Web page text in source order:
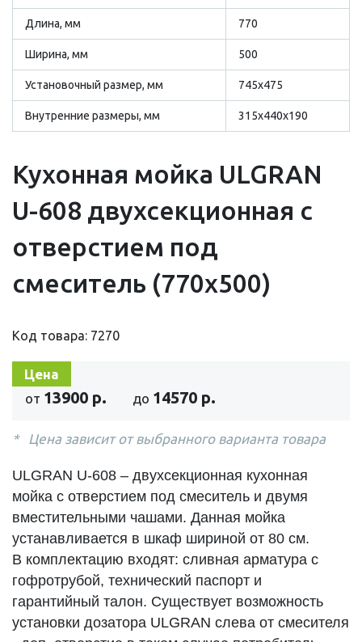
Длина, мм 770
Ширина, мм 500
Установочный размер, мм 745х475
Внутренние размеры, мм 315х440х190
Кухонная мойка ULGRAN
U-608 двухсекционная с
отверстием под
смеситель (770х500)
Код товара: 7270
Цена
от 13900 р. до 14570 р.
Цена зависит от выбранного варианта товара
ULGRAN U-608 – двухсекционная кухонная
мойка с отверстием под смеситель и двумя
вместительными чашами. Данная мойка
устанавливается в шкаф шириной от 80 см.
В комплектацию входят: сливная арматура с
гофротрубой, технический паспорт и
гарантийный талон. Существует возможность
установки дозатора ULGRAN слева от смесителя